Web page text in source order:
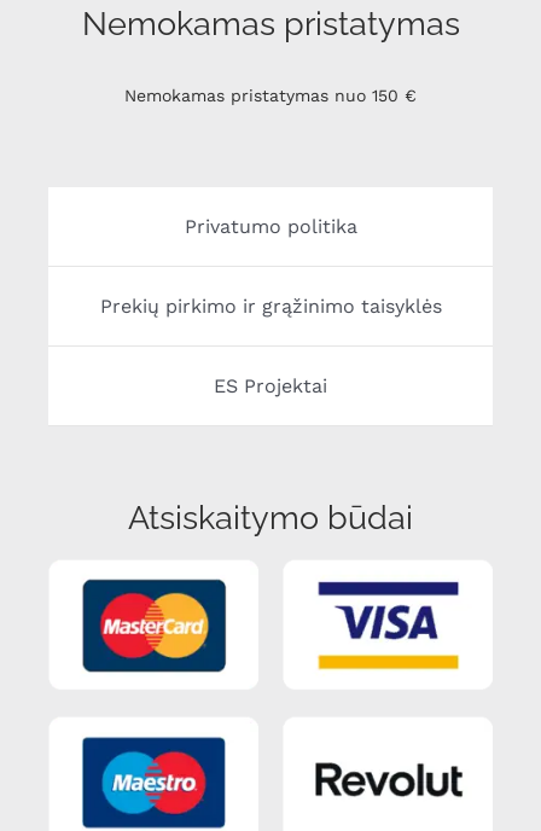
Nemokamas pristatymas
Nemokamas pristatymas nuo 150 €
Privatumo politika
Prekių pirkimo ir grąžinimo taisyklės
ES Projektai
Atsiskaitymo būdai